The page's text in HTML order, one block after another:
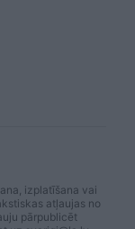
izplatīšana vai
atļaujas no
pārpublicēt